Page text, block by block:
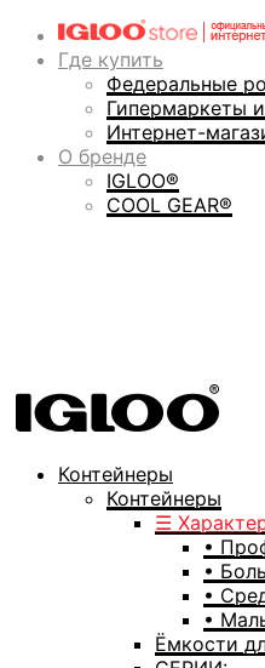
Где купить
Федеральные
Гипермаркеты
Интернет-
О бренде
IGLOO®
COOL GEAR®
Контейнеры
Контейнеры
☰
•
•
•
•
Ёмкости